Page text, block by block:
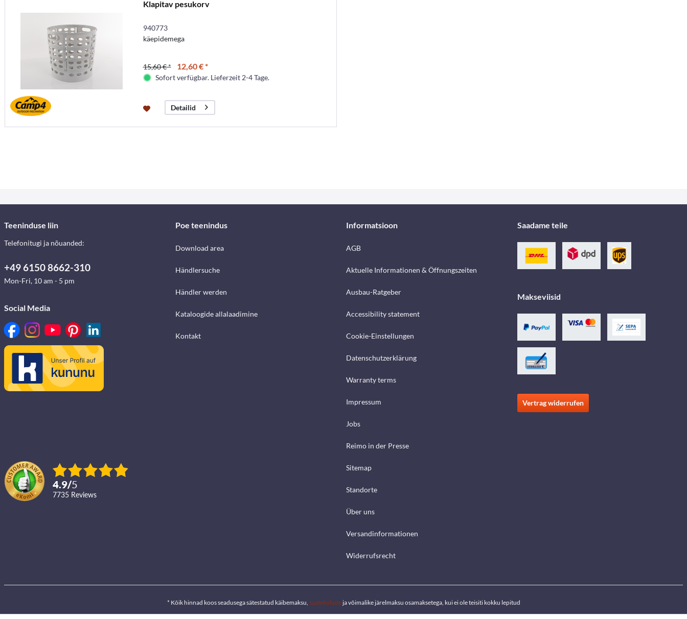
Klapitav pesukorv
940773
käepidemega
15,60 € * 12,60 € *
Sofort verfügbar. Lieferzeit 2-4 Tage.
Detailid
Teeninduse liin
Telefonitugi ja nõuanded:
+49 6150 8662-310
Mon-Fri, 10 am - 5 pm
Social Media
4.9/5
7735 reviews
Poe teenindus
Download area
Händlersuche
Händler werden
Kataloogide allalaadimine
Kontakt
Informatsioon
AGB
Aktuelle Informationen & Öffnungszeiten
Ausbau-Ratgeber
Accessibility statement
Cookie-Einstellungen
Datenschutzerklärung
Warranty terms
Impressum
Jobs
Reimo in der Presse
Sitemap
Standorte
Über uns
Versandinformationen
Widerrufsrecht
Saadame teile
Makseviisid
Vertrag widerrufen
* Kõik hinnad koos seadusega sätestatud käibemaksu, saatekuludeja võimalike järelmaksu osamaksetega, kui ei ole teisiti kokku lepitud